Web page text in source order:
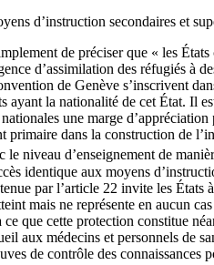
d’instruction secondaires et
de préciser que « les
d’assimilation des réfugiés à
de Genève s’inscrivent
ayant la nationalité de cet État. Il
une marge
primaire dans la construction de
le niveau d’enseignement de
identique aux moyens
par l’article 22 invite les États
mais ne représente en aucun
que cette protection constitue
aux médecins et personnels de
de contrôle des connaissances